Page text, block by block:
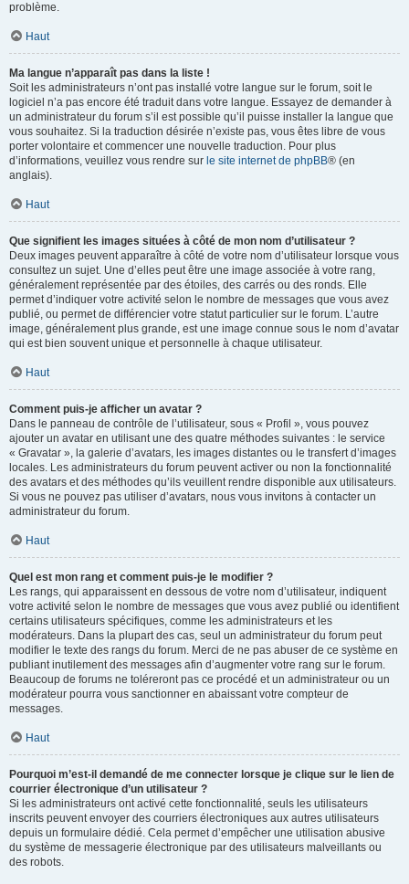
problème.
Haut
Ma langue n’apparaît pas dans la liste !
Soit les administrateurs n’ont pas installé votre langue sur le forum, soit le
logiciel n’a pas encore été traduit dans votre langue. Essayez de demander à
un administrateur du forum s’il est possible qu’il puisse installer la langue que
vous souhaitez. Si la traduction désirée n’existe pas, vous êtes libre de vous
porter volontaire et commencer une nouvelle traduction. Pour plus
d’informations, veuillez vous rendre sur le site internet de phpBB® (en
anglais).
Haut
Que signifient les images situées à côté de mon nom d’utilisateur ?
Deux images peuvent apparaître à côté de votre nom d’utilisateur lorsque vous
consultez un sujet. Une d’elles peut être une image associée à votre rang,
généralement représentée par des étoiles, des carrés ou des ronds. Elle
permet d’indiquer votre activité selon le nombre de messages que vous avez
publié, ou permet de différencier votre statut particulier sur le forum. L’autre
image, généralement plus grande, est une image connue sous le nom d’avatar
qui est bien souvent unique et personnelle à chaque utilisateur.
Haut
Comment puis-je afficher un avatar ?
Dans le panneau de contrôle de l’utilisateur, sous « Profil », vous pouvez
ajouter un avatar en utilisant une des quatre méthodes suivantes : le service
« Gravatar », la galerie d’avatars, les images distantes ou le transfert d’images
locales. Les administrateurs du forum peuvent activer ou non la fonctionnalité
des avatars et des méthodes qu’ils veuillent rendre disponible aux utilisateurs.
Si vous ne pouvez pas utiliser d’avatars, nous vous invitons à contacter un
administrateur du forum.
Haut
Quel est mon rang et comment puis-je le modifier ?
Les rangs, qui apparaissent en dessous de votre nom d’utilisateur, indiquent
votre activité selon le nombre de messages que vous avez publié ou identifient
certains utilisateurs spécifiques, comme les administrateurs et les
modérateurs. Dans la plupart des cas, seul un administrateur du forum peut
modifier le texte des rangs du forum. Merci de ne pas abuser de ce système en
publiant inutilement des messages afin d’augmenter votre rang sur le forum.
Beaucoup de forums ne toléreront pas ce procédé et un administrateur ou un
modérateur pourra vous sanctionner en abaissant votre compteur de
messages.
Haut
Pourquoi m’est-il demandé de me connecter lorsque je clique sur le lien de
courrier électronique d’un utilisateur ?
Si les administrateurs ont activé cette fonctionnalité, seuls les utilisateurs
inscrits peuvent envoyer des courriers électroniques aux autres utilisateurs
depuis un formulaire dédié. Cela permet d’empêcher une utilisation abusive
du système de messagerie électronique par des utilisateurs malveillants ou
des robots.